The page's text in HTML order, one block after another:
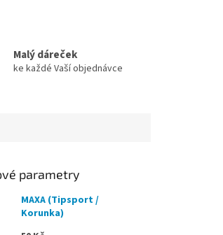
Malý dáreček
ke každé Vaší objednávce
parametry
MAXA (Tipsport /
Korunka)